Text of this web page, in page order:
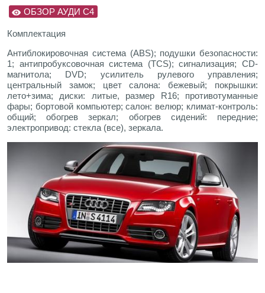
ОБЗОР АУДИ С4
Комплектация
Антиблокировочная система (ABS); подушки безопасности:
1; антипробуксовочная система (TCS); сигнализация; CD-
магнитола; DVD; усилитель рулевого управления;
центральный замок; цвет салона: бежевый; покрышки:
лето+зима; диски: литые, размер R16; противотуманные
фары; бортовой компьютер; салон: велюр; климат-контроль:
общий; обогрев зеркал; обогрев сидений: передние;
электропривод: стекла (все), зеркала.